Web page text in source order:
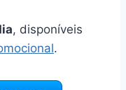
, disponíveis
.